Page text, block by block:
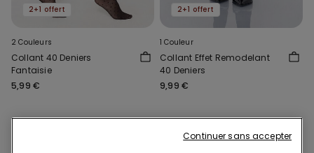
2+1 offert
2 Couleurs
Collant 40 Deniers
Fantaisie
5,99 €
2+1 offert
1 Couleur
Collant Effet Remodelant
40 Deniers
9,99 €
Continuer sans accepter